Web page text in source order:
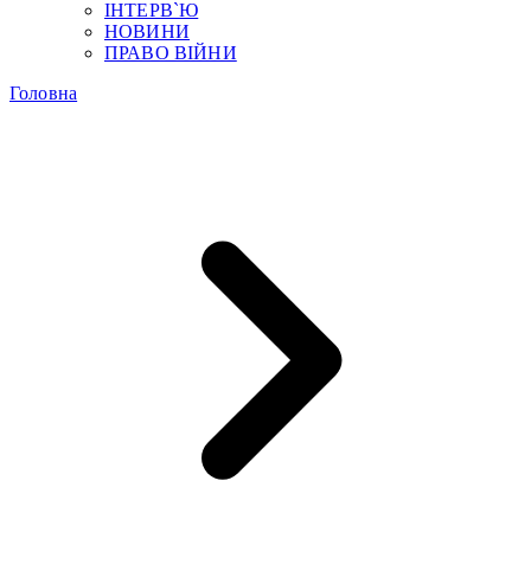
ІНТЕРВ`Ю
НОВИНИ
ПРАВО ВІЙНИ
Головна